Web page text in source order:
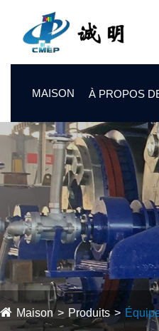
MAISON À PROPOS
Maison Produits